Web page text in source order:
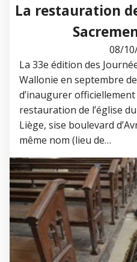
La restauration
08/
La 33e édition des
Wallonie en septembre
d’inaugurer
restauration de l’église
Liège, sise boulevard
même nom (lieu de…